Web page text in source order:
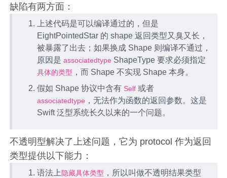
缺陷有两方面：
上述代码是可以编译通过的，但是
EightPointedStar 的 shape 返回类型又臭又长，
被暴露了出去；如果换成 Shape 则编译不通过，
原因是associatedtype ShapeType 要求必须指定
具体的类型 ，而 Shape 不实现 Shape 本身。
假如 Shape 协议中含有 Self 或者
associatedtype ，无法作为函数的返回参数。这是
Swift 泛型系统长久以来的一个问题。
不透明型解决了上述问题，它为 protocol 作为返回
类型提供以下能力：
语法上隐藏具体类型 ，所以叫做不透明结果类型